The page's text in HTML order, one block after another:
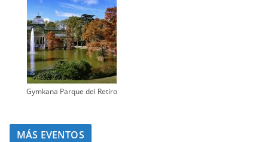
Gymkana Parque del Retiro
MÁS EVENTOS